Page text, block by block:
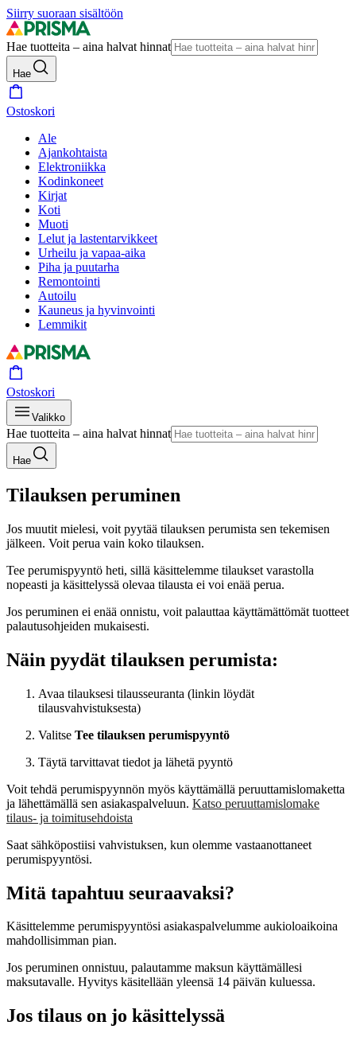
Siirry suoraan sisältöön
Hae tuotteita – aina halvat hinnat
Hae
Ostoskori
Ale
Ajankohtaista
Elektroniikka
Kodinkoneet
Kirjat
Koti
Muoti
Lelut ja lastentarvikkeet
Urheilu ja vapaa-aika
Piha ja puutarha
Remontointi
Autoilu
Kauneus ja hyvinvointi
Lemmikit
Ostoskori
Valikko
Hae tuotteita – aina halvat hinnat
Hae
Tilauksen peruminen
Jos muutit mielesi, voit pyytää tilauksen perumista sen tekemisen
jälkeen. Voit perua vain koko tilauksen.
Tee perumispyyntö heti, sillä käsittelemme tilaukset varastolla
nopeasti ja käsittelyssä olevaa tilausta ei voi enää perua.
Jos peruminen ei enää onnistu, voit palauttaa käyttämättömät tuotteet
palautusohjeiden mukaisesti.
Näin pyydät tilauksen perumista:
Avaa tilauksesi tilausseuranta (linkin löydät
tilausvahvistuksesta)
Valitse Tee tilauksen perumispyyntö
Täytä tarvittavat tiedot ja lähetä pyyntö
Voit tehdä perumispyynnön myös käyttämällä peruuttamislomaketta
ja lähettämällä sen asiakaspalveluun. Katso peruuttamislomake
tilaus- ja toimitusehdoista
Saat sähköpostiisi vahvistuksen, kun olemme vastaanottaneet
perumispyyntösi.
Mitä tapahtuu seuraavaksi?
Käsittelemme perumispyyntösi asiakaspalvelumme aukioloaikoina
mahdollisimman pian.
Jos peruminen onnistuu, palautamme maksun käyttämällesi
maksutavalle. Hyvitys käsitellään yleensä 14 päivän kuluessa.
Jos tilaus on jo käsittelyssä